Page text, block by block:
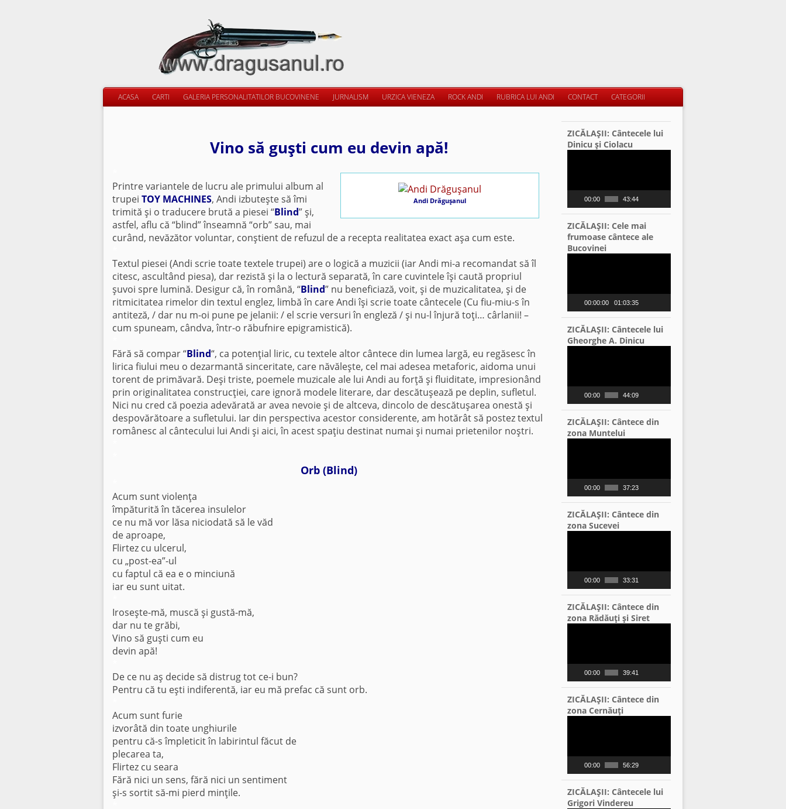
ACASA CARTI GALERIA PERSONALITATILOR BUCOVINENE JURNALISM URZICA VIENEZA ROCK ANDI RUBRICA LUI ANDI CONTACT CATEGORII
Vino să guşti cum eu devin apă!
Andi Drăguşanul
Printre variantele de lucru ale primului album al
trupei TOY MACHINES, Andi izbuteşte să îmi
trimită şi o traducere brută a piesei “Blind” şi,
astfel, aflu că “blind” înseamnă “orb” sau, mai
curând, nevăzător voluntar, conştient de refuzul de a recepta realitatea exact aşa cum este.
Textul piesei (Andi scrie toate textele trupei) are o logică a muzicii (iar Andi mi-a recomandat să îl
citesc, ascultând piesa), dar rezistă şi la o lectură separată, în care cuvintele îşi caută propriul
şuvoi spre lumină. Desigur că, în română, “Blind” nu beneficiază, voit, şi de muzicalitatea, şi de
ritmicitatea rimelor din textul englez, limbă în care Andi îşi scrie toate cântecele (Cu fiu-miu-s în
antiteză, / dar nu m-oi pune pe jelanii: / el scrie versuri în engleză / şi nu-l înjură toţi… cârlanii! –
cum spuneam, cândva, într-o răbufnire epigramistică).
Fără să compar “Blind“, ca potenţial liric, cu textele altor cântece din lumea largă, eu regăsesc în
lirica fiului meu o dezarmantă sinceritate, care năvăleşte, cel mai adesea metaforic, aidoma unui
torent de primăvară. Deşi triste, poemele muzicale ale lui Andi au forţă şi fluiditate, impresionând
prin originalitatea construcţiei, care ignoră modele literare, dar descătuşează pe deplin, sufletul.
Nici nu cred că poezia adevărată ar avea nevoie şi de altceva, dincolo de descătuşarea onestă şi
despovărătoare a sufletului. Iar din perspectiva acestor considerente, am hotărât să postez textul
românesc al cântecului lui Andi şi aici, în acest spaţiu destinat numai şi numai prietenilor noştri.
Orb (Blind)
Acum sunt violenţa
împăturită în tăcerea insulelor
ce nu mă vor lăsa niciodată să le văd
de aproape,
Flirtez cu ulcerul,
cu „post-ea”-ul
cu faptul că ea e o minciună
iar eu sunt uitat.
Iroseşte-mă, muscă şi gustă-mă,
dar nu te grăbi,
Vino să guşti cum eu
devin apă!
De ce nu aş decide să distrug tot ce-i bun?
Pentru că tu eşti indiferentă, iar eu mă prefac că sunt orb.
Acum sunt furie
izvorâtă din toate unghiurile
pentru că-s împleticit în labirintul făcut de
plecarea ta,
Flirtez cu seara
Fără nici un sens, fără nici un sentiment
şi-s sortit să-mi pierd minţile.
ZICĂLAŞII: Cântecele lui
Dinicu şi Ciolacu
00:00 43:44
ZICĂLAŞII: Cele mai
frumoase cântece ale
Bucovinei
00:00:00 01:03:35
ZICĂLAŞII: Cântecele lui
Gheorghe A. Dinicu
00:00 44:09
ZICĂLAŞII: Cântece din
zona Muntelui
00:00 37:23
ZICĂLAŞII: Cântece din
zona Sucevei
00:00 33:31
ZICĂLAŞII: Cântece din
zona Rădăuţi şi Siret
00:00 39:41
ZICĂLAŞII: Cântece din
zona Cernăuţi
00:00 56:29
ZICĂLAŞII: Cântecele lui
Grigori Vindereu